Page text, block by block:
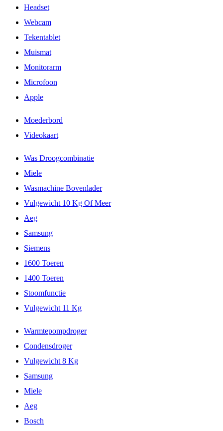
Headset
Webcam
Tekentablet
Muismat
Monitorarm
Microfoon
Apple
Moederbord
Videokaart
Was Droogcombinatie
Miele
Wasmachine Bovenlader
Vulgewicht 10 Kg Of Meer
Aeg
Samsung
Siemens
1600 Toeren
1400 Toeren
Stoomfunctie
Vulgewicht 11 Kg
Warmtepompdroger
Condensdroger
Vulgewicht 8 Kg
Samsung
Miele
Aeg
Bosch